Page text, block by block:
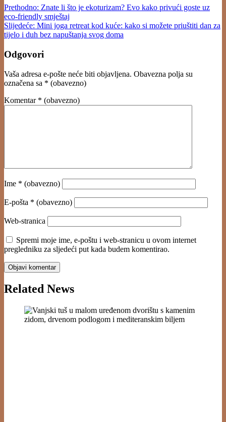
Prethodno: Znate li što je ekoturizam? Evo kako privući goste uz
eco-friendly smještaj
Slijedeće: Mini joga retreat kod kuće: kako si možete priuštiti dan za
tijelo i duh bez napuštanja svog doma
Odgovori
Vaša adresa e-pošte neće biti objavljena. Obavezna polja su
označena sa * (obavezno)
Komentar * (obavezno)
Ime * (obavezno)
E-pošta * (obavezno)
Web-stranica
Spremi moje ime, e-poštu i web-stranicu u ovom internet
pregledniku za sljedeći put kada budem komentirao.
Related News